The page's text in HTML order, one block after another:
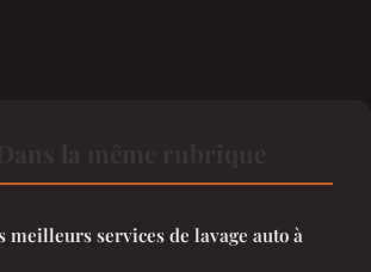
meilleurs services de lavage auto à